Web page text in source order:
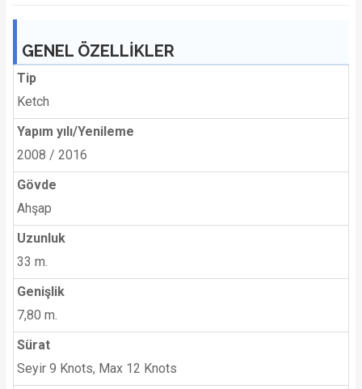
GENEL ÖZELLİKLER
Tip
Ketch
Yapım yılı/Yenileme
2008 / 2016
Gövde
Ahşap
Uzunluk
33 m.
Genişlik
7,80 m.
Sürat
Seyir 9 Knots, Max 12 Knots